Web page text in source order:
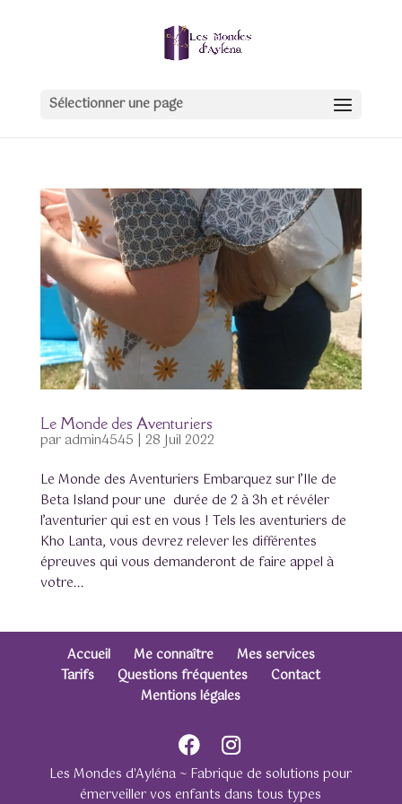
Sélectionner une page
Le Monde des Aventuriers
par admin4545 | 28 Juil 2022
Le Monde des Aventuriers Embarquez sur l’Ile de
Beta Island pour une durée de 2 à 3h et révéler
l’aventurier qui est en vous ! Tels les aventuriers de
Kho Lanta, vous devrez relever les différentes
épreuves qui vous demanderont de faire appel à
votre...
Accueil Me connaître
Mes services
Tarifs
Questions fréquentes
Contact
Mentions légales
Les Mondes d'Ayléna ~ Fabrique de solutions pour
émerveiller vos enfants dans tous types